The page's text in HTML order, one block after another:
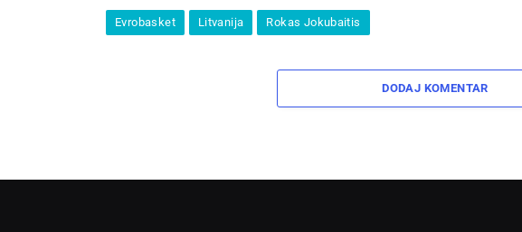
Evrobasket Litvanija Rokas Jokubaitis
DODAJ KOMENTAR